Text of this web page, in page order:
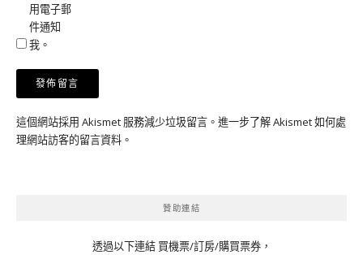
用電子郵
件通知
我。
這個網站採用 Akismet 服務減少垃圾留言。 進一步了解 Akismet 如何處
理網站訪客的留言資料 。
贊助連結
透過以下連結 買機票/訂房/購買票券，